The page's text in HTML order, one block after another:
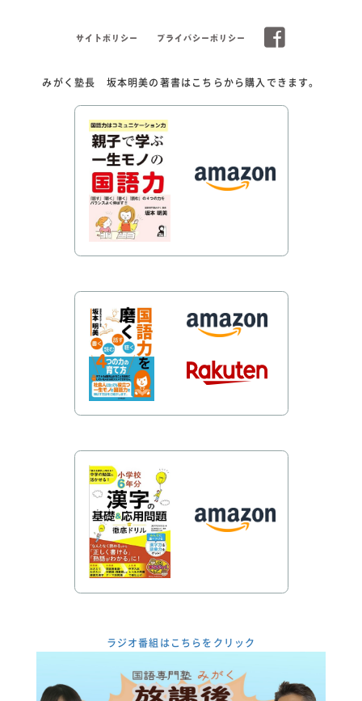
サイトポリシー プライバシーポリシー
みがく塾長 坂本明美の著書はこちらから購入できます。
ラジオ番組はこちらをクリック